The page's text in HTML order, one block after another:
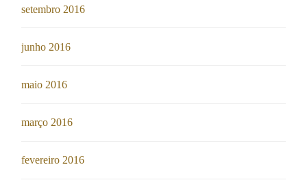
setembro 2016
junho 2016
maio 2016
março 2016
fevereiro 2016